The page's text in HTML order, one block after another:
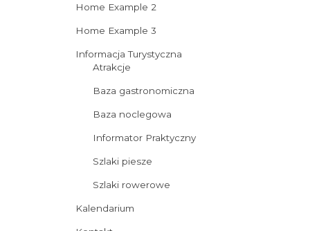
Home Example 2
Home Example 3
Informacja Turystyczna
Atrakcje
Baza gastronomiczna
Baza noclegowa
Informator Praktyczny
Szlaki piesze
Szlaki rowerowe
Kalendarium